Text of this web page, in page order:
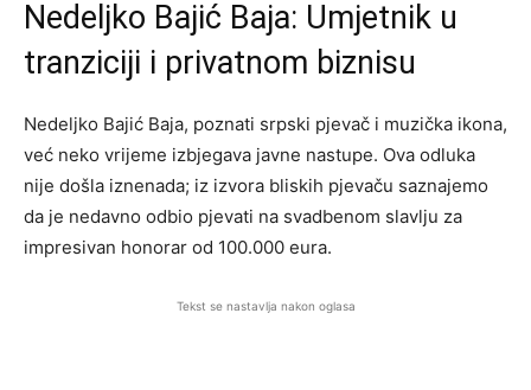
Nedeljko Bajić Baja: Umjetnik u
tranziciji i privatnom biznisu
Nedeljko Bajić Baja, poznati srpski pjevač i muzička ikona,
već neko vrijeme izbjegava javne nastupe. Ova odluka
nije došla iznenada; iz izvora bliskih pjevaču saznajemo
da je nedavno odbio pjevati na svadbenom slavlju za
impresivan honorar od 100.000 eura.
Tekst se nastavlja nakon oglasa